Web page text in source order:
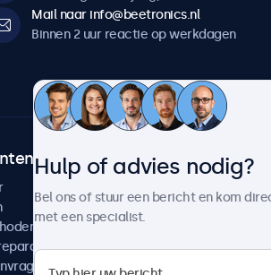
Mail naar info@beetronics.nl
Binnen 2 uur reactie op werkdagen
Over
Werken bij
Algemene
Hulp of advies nodig?
Bel ons of stuur een bericht en kom
met een specialist.